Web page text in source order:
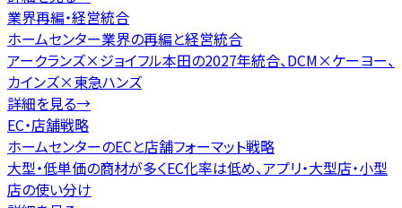
業界再編・経営統合
ホームセンター業界の再編と経営統合
アークランズ×ジョイフル本田の2027年統合、DCM×ケーヨー、
カインズ×東急ハンズ
詳細を見る→
EC・店舗戦略
ホームセンターのECと店舗フォーマット戦略
大型・低単価の商材が多くEC化率は低め、アプリ・大型店・小型
店の使い分け